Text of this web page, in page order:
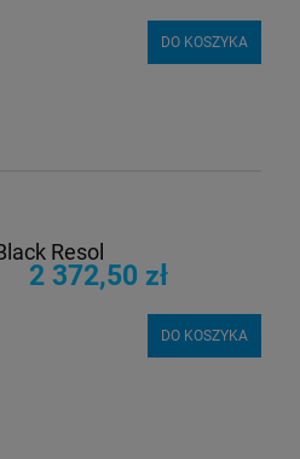
DO KOSZYKA
Resol
2 372,50 zł
DO KOSZYKA